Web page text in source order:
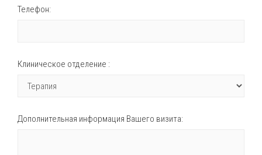
Телефон:
Клиническое отделение :
Дополнительная информация Вашего визита: